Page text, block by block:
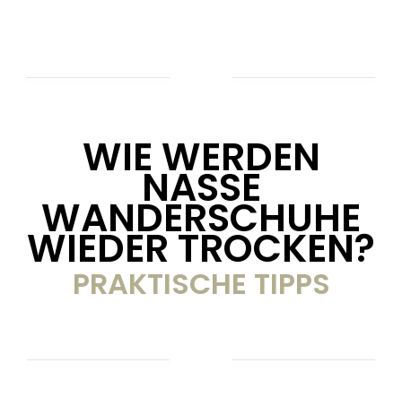
WIE WERDEN
NASSE
WANDERSCHUHE
WIEDER TROCKEN?
PRAKTISCHE TIPPS